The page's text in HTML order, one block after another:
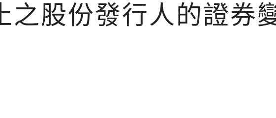
之股份發行人的證券